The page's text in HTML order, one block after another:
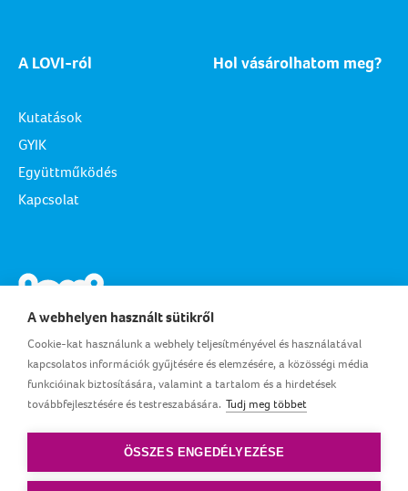
A LOVI-ról
Kutatások
GYIK
Együttműködés
Kapcsolat
Hol vásárolhatom meg?
HU_HU
A webhelyen használt sütikről
Cookie-kat használunk a webhely teljesítményével és használatával
kapcsolatos információk gyűjtésére és elemzésére, a közösségi média
funkcióinak biztosítására, valamint a tartalom és a hirdetések
továbbfejlesztésére és testreszabására. Tudj meg többet
ÖSSZES ENGEDÉLYEZÉSE